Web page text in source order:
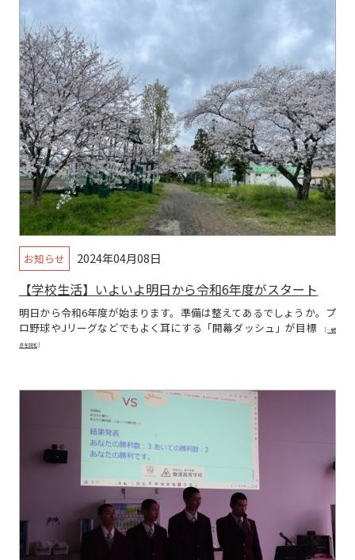
お知らせ 2024年04月08日
【学校生活】いよいよ明日から令和6年度がスタート
明日から令和6年度が始まります。準備は整えてあるでしょうか。プ
ロ野球やJリーグなどでもよく耳にする「開幕ダッシュ」が目標
[…続
きを読む]